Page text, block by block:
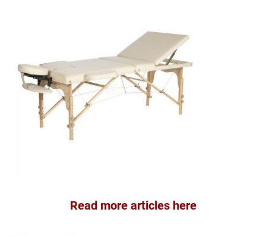
Read more articles here